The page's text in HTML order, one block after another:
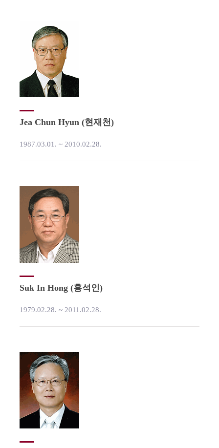
Jea Chun Hyun (현재천)
1987.03.01. ~ 2010.02.28.
Suk In Hong (홍석인)
1979.02.28. ~ 2011.02.28.